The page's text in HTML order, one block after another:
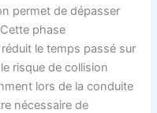
permet de dépasser
phase
le temps passé sur
risque de collision
lors de la conduite
nécessaire de